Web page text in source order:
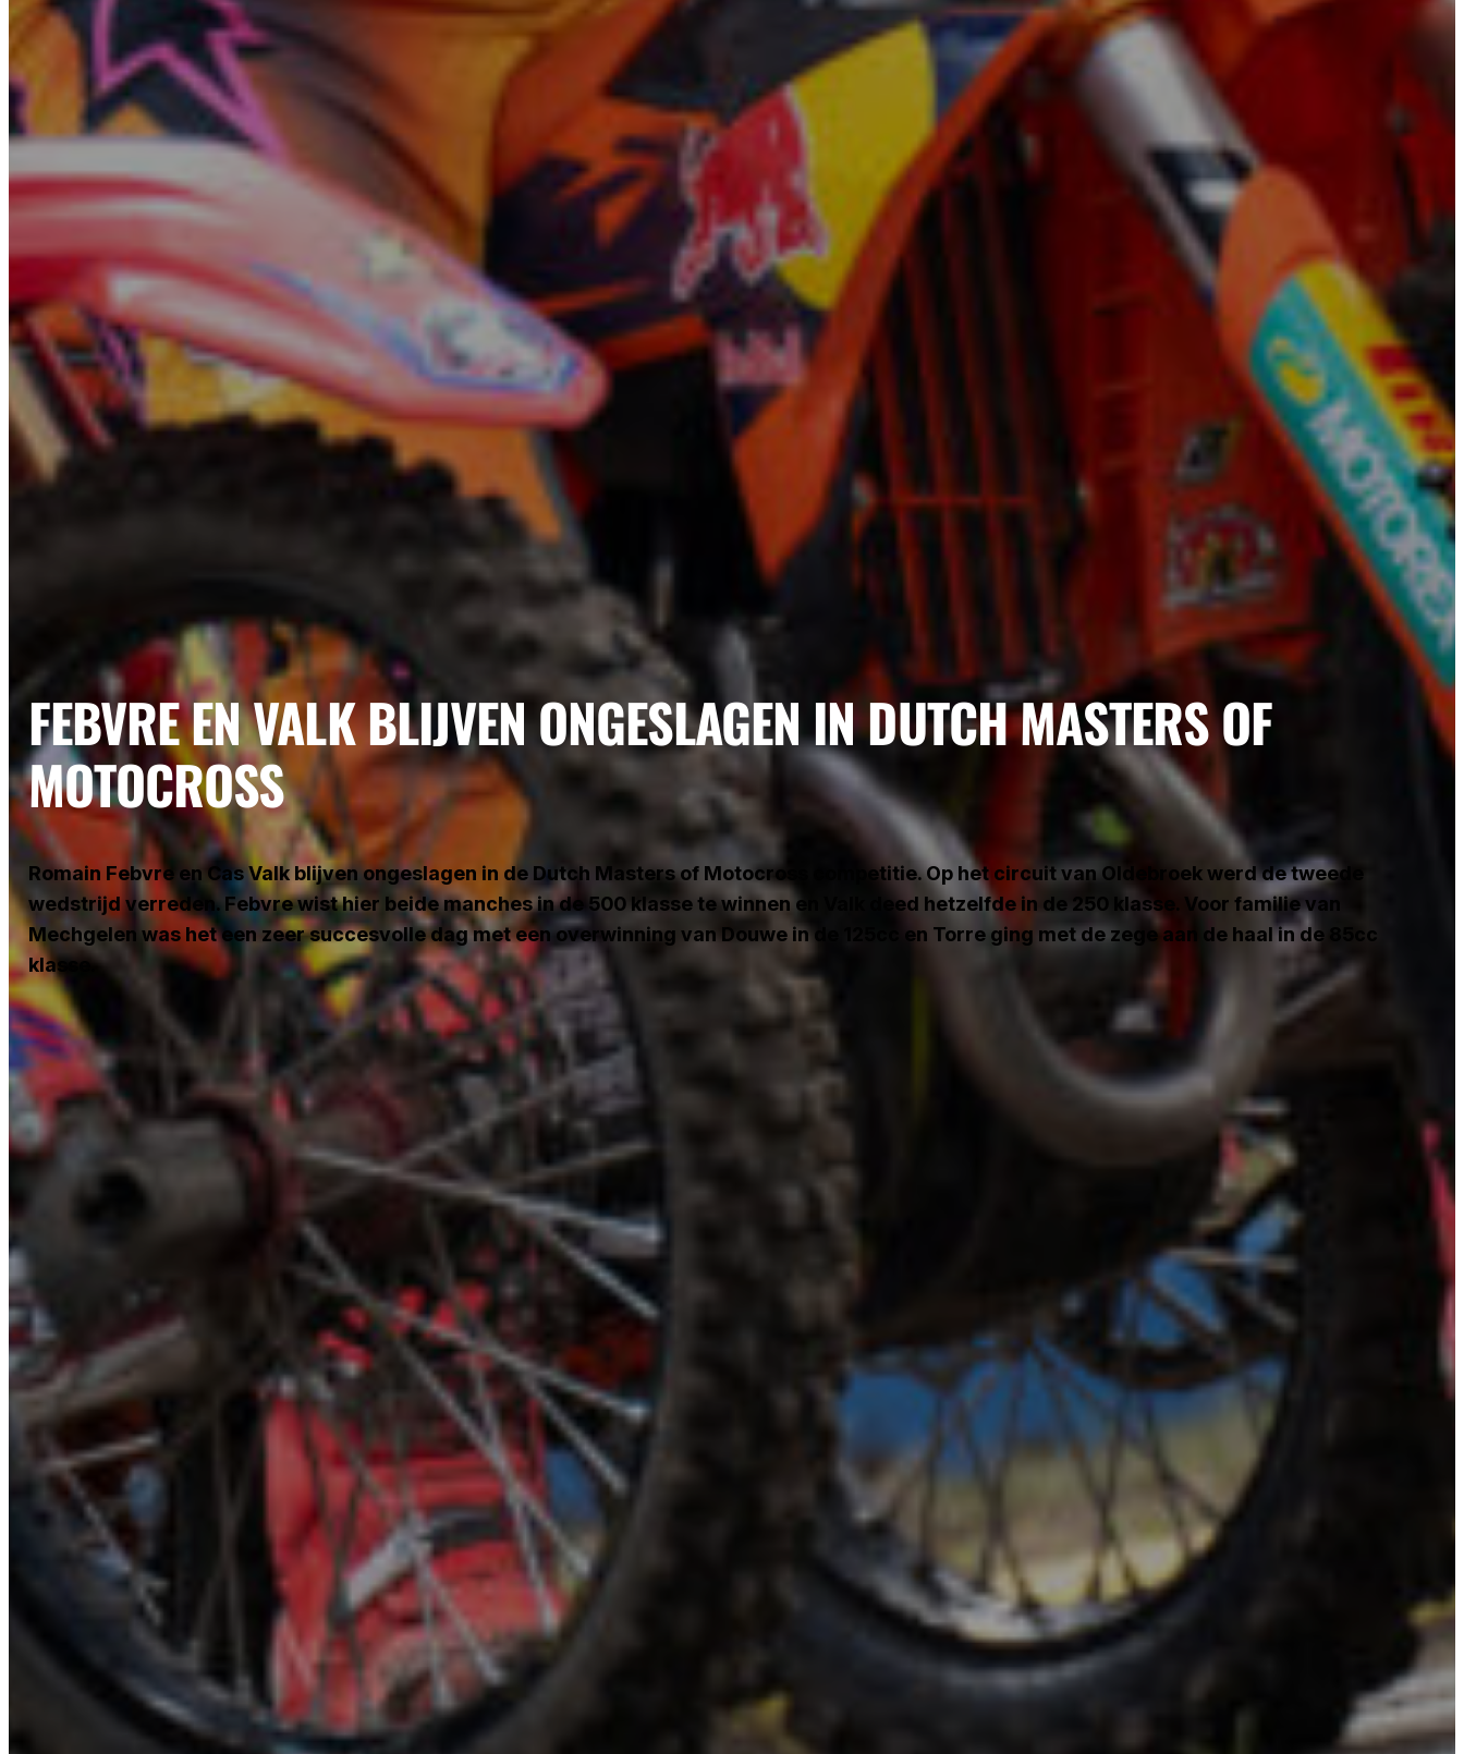
FEBVRE EN VALK BLIJVEN ONGESLAGEN IN DUTCH MASTERS OF
MOTOCROSS
Romain Febvre en Cas Valk blijven ongeslagen in de Dutch Masters of Motocross competitie. Op het circuit van Oldebroek werd de tweede
wedstrijd verreden. Febvre wist hier beide manches in de 500 klasse te winnen en Valk deed hetzelfde in de 250 klasse. Voor familie van
Mechgelen was het een zeer succesvolle dag met een overwinning van Douwe in de 125cc en Torre ging met de zege aan de haal in de 85cc
klasse.